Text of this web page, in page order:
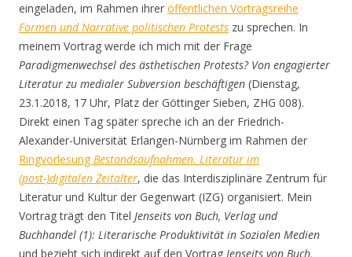
eingeladen, im Rahmen ihrer öffentlichen Vortragsreihe
Formen und Narrative politischen Protests zu sprechen. In
meinem Vortrag werde ich mich mit der Frage
Paradigmenwechsel des ästhetischen Protests? Von engagierter
Literatur zu medialer Subversion beschäftigen (Dienstag,
23.1.2018, 17 Uhr, Platz der Göttinger Sieben, ZHG 008).
Direkt einen Tag später spreche ich an der Friedrich-
Alexander-Universität Erlangen-Nürnberg im Rahmen der
RingvorlesungBestandsaufnahmen. Literatur im
(post-)digitalen Zeitalter, die das Interdisziplinäre Zentrum für
Literatur und Kultur der Gegenwart (IZG) organisiert. Mein
Vortrag trägt den Titel Jenseits von Buch, Verlag und
Buchhandel (1): Literarische Produktivität in Sozialen Medien
und bezieht sich indirekt auf den Vortrag Jenseits von Buch,